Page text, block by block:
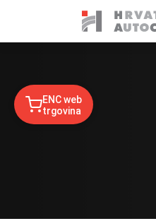
ENC web
trgovina